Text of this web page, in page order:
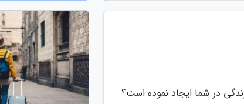
در شما ایجاد نموده است؟